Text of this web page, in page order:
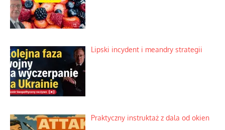
Lipski incydent i meandry strategii
Praktyczny instruktaż z dala od okien